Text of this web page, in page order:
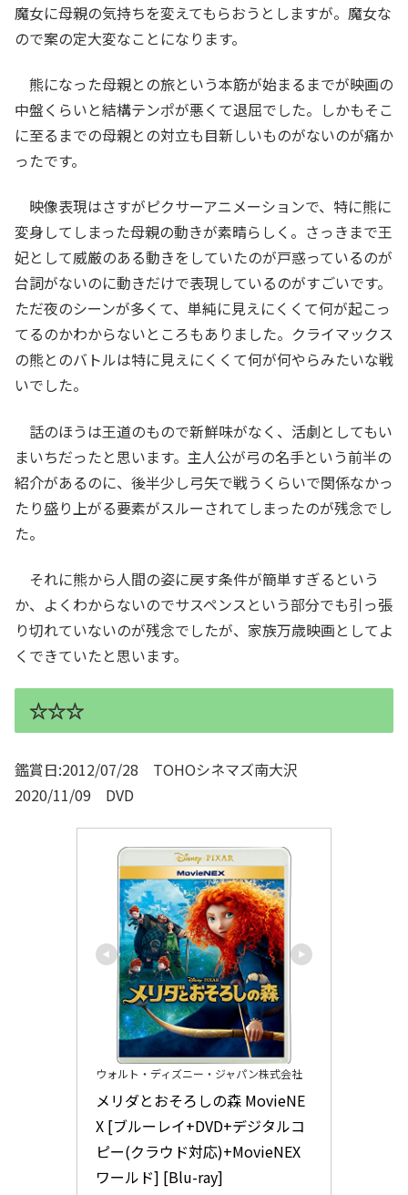
魔女に母親の気持ちを変えてもらおうとしますが。魔女な
ので案の定大変なことになります。
熊になった母親との旅という本筋が始まるまでが映画の
中盤くらいと結構テンポが悪くて退屈でした。しかもそこ
に至るまでの母親との対立も目新しいものがないのが痛か
ったです。
映像表現はさすがピクサーアニメーションで、特に熊に
変身してしまった母親の動きが素晴らしく。さっきまで王
妃として威厳のある動きをしていたのが戸惑っているのが
台詞がないのに動きだけで表現しているのがすごいです。
ただ夜のシーンが多くて、単純に見えにくくて何が起こっ
てるのかわからないところもありました。クライマックス
の熊とのバトルは特に見えにくくて何が何やらみたいな戦
いでした。
話のほうは王道のもので新鮮味がなく、活劇としてもい
まいちだったと思います。主人公が弓の名手という前半の
紹介があるのに、後半少し弓矢で戦うくらいで関係なかっ
たり盛り上がる要素がスルーされてしまったのが残念でし
た。
それに熊から人間の姿に戻す条件が簡単すぎるという
か、よくわからないのでサスペンスという部分でも引っ張
り切れていないのが残念でしたが、家族万歳映画としてよ
くできていたと思います。
☆☆☆
鑑賞日:2012/07/28 TOHOシネマズ南大沢
2020/11/09 DVD
ウォルト・ディズニー・ジャパン株式会社
メリダとおそろしの森 MovieNE
X [ブルーレイ+DVD+デジタルコ
ピー(クラウド対応)+MovieNEX
ワールド] [Blu-ray]